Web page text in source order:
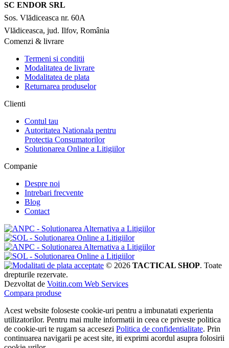
SC ENDOR SRL
Sos. Vlădiceasca nr. 60A
Vlădiceasca, jud. Ilfov, România
Comenzi & livrare
Termeni si conditii
Modalitatea de livrare
Modalitatea de plata
Returnarea produselor
Clienti
Contul tau
Autoritatea Nationala pentru
Protectia Consumatorilor
Solutionarea Online a Litigiilor
Companie
Despre noi
Intrebari frecvente
Blog
Contact
© 2026 TACTICAL SHOP. Toate
drepturile rezervate.
Dezvoltat de Voitin.com Web Services
Compara produse
Acest website foloseste cookie-uri pentru a imbunatati experienta
utilizatorilor. Pentru mai multe informatii in ceea ce priveste politica
de cookie-uri te rugam sa accesezi Politica de confidentialitate. Prin
continuarea navigarii pe acest site, iti exprimi acordul asupra folosirii